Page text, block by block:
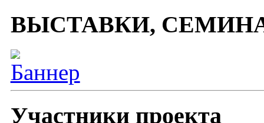
ВЫСТАВКИ,
Участники проекта